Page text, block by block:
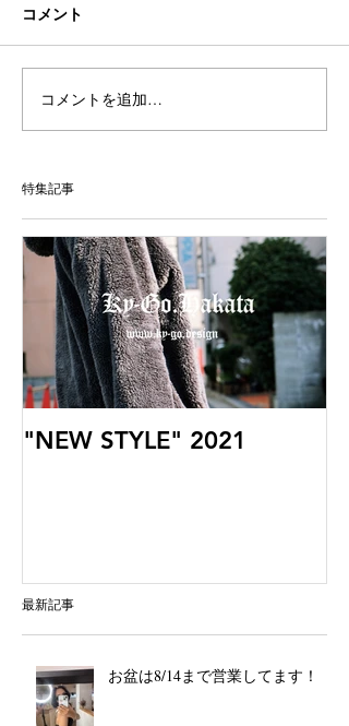
コメント
コメントを追加…
特集記事
"NEW STYLE" 2021
最新記事
お盆は8/14まで営業してます！